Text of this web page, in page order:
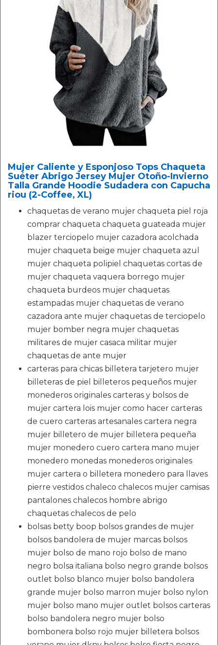
Mujer Caliente y Esponjoso Tops Chaqueta
Suéter Abrigo Jersey Mujer Otoño-Invierno
Talla Grande Hoodie Sudadera con Capucha
riou (2-Coffee, XL)
chaquetas de verano mujer chaqueta piel roja
comprar chaqueta chaqueta guateada mujer
blazer terciopelo mujer cazadora acolchada
mujer chaqueta beige mujer chaqueta azul
mujer chaqueta polipiel chaquetas cortas de
mujer chaqueta vaquera borrego mujer
chaqueta burdeos mujer chaquetas
estampadas mujer chaquetas de verano
cazadora ante mujer chaquetas de terciopelo
mujer bomber negra mujer chaquetas
militares de mujer casaca militar mujer
chaquetas de ante mujer
carteras para chicas billetera tarjetero mujer
billeteras de piel billeteros pequeños mujer
monederos originales carteras y bolsos de
mujer cartera lois mujer como hacer carteras
de cuero carteras artesanales cartera negra
mujer billetero de mujer billetera pequeña
mujer monedero cuero cartera mano mujer
monedero monedas monederos originales
mujer cartera o billetera monedero para llaves
pierre vestidos chaleco chalecos mujer camisas
pantalones chalecos hombre abrigo
chaquetas chalecos de pelo
bolsas betty boop bolsos grandes de mujer
bolsos bandolera de mujer marcas bolsos
mujer bolso de mano rojo bolso de mano
negro bolsa italiana bolso negro grande bolsos
outlet bolso blanco mujer bolso bandolera
grande mujer bolso marron mujer bolso nylon
mujer bolso mano mujer outlet bolsos carteras
bolso bandolera negro mujer bolso
bombonera bolso rojo mujer billetera bolsos